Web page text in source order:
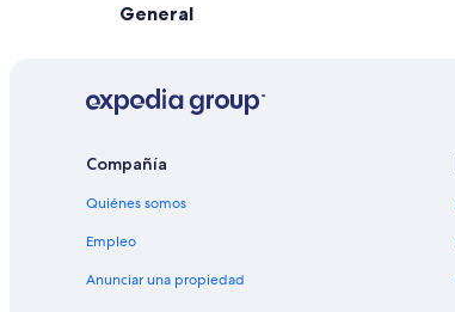
General
Compañía
Quiénes somos
Empleo
Anunciar una propiedad